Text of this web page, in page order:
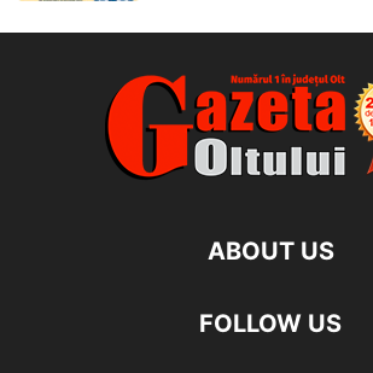
ABOUT US
FOLLOW US